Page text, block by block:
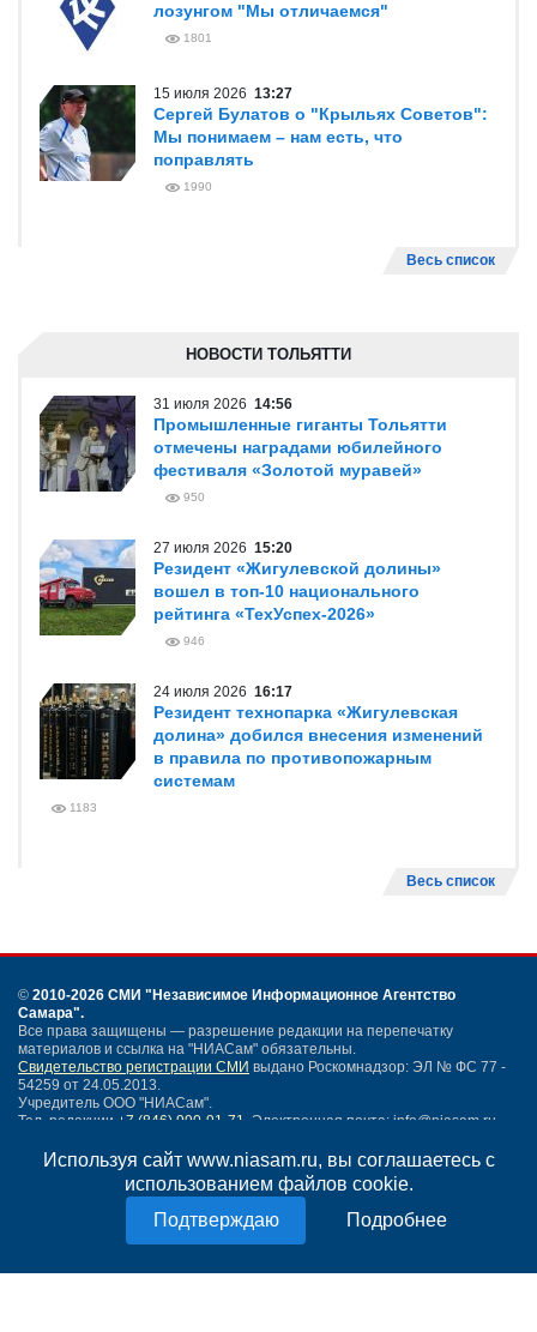
Используя сайт www.niasam.ru, вы соглашаетесь с
использованием файлов cookie.
Подробнее
лозунгом "Мы отличаемся"
1801
15 июля 2026 13:27
Сергей Булатов о "Крыльях Советов":
Мы понимаем – нам есть, что
поправлять
1990
Весь список
НОВОСТИ ТОЛЬЯТТИ
31 июля 2026 14:56
Промышленные гиганты Тольятти
отмечены наградами юбилейного
фестиваля «Золотой муравей»
950
27 июля 2026 15:20
Резидент «Жигулевской долины»
вошел в топ-10 национального
рейтинга «ТехУспех-2026»
946
24 июля 2026 16:17
Резидент технопарка «Жигулевская
долина» добился внесения изменений
в правила по противопожарным
системам
1183
Весь список
© 2010-2026 СМИ "Независимое Информационное Агентство
Самара".
Все права защищены — разрешение редакции на перепечатку
материалов и ссылка на "НИАСам" обязательны.
Свидетельство регистрации СМИ выдано Роскомнадзор: ЭЛ № ФС 77 -
54259 от 24.05.2013.
Учредитель ООО "НИАСам".
Тел. редакции +7 (846) 990-91-71. Электронная почта: info@niasam.ru
Написать письмо
Политика конфиденциальности
18+